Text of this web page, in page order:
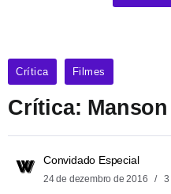
Crítica Filmes
Crítica:
Convidado Especial
24 de dezembro de 2016 3